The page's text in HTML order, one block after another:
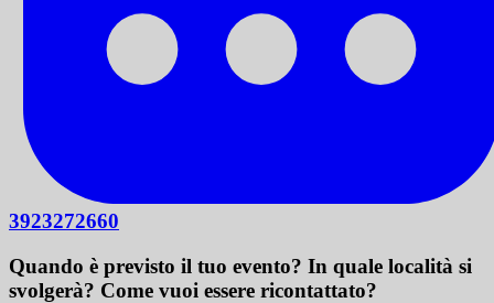
3923272660
Quando è previsto il tuo evento? In quale località si
svolgerà? Come vuoi essere ricontattato?